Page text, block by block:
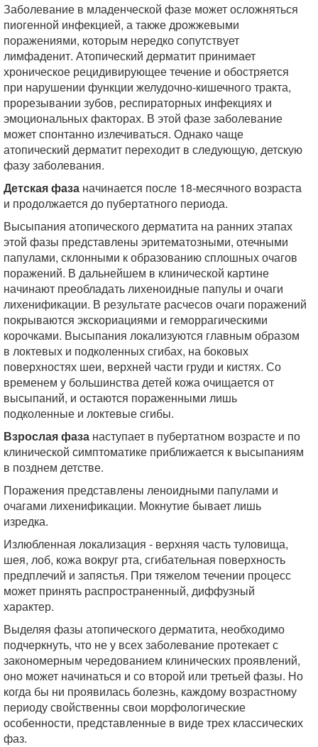
Заболевание в младенческой фазе может осложняться
пиогенной инфекцией, а также дрожжевыми
поражениями, которым нередко сопутствует
лимфаденит. Атопический дерматит принимает
хроническое рецидивирующее течение и обостряется
при нарушении функции желудочно-кишечного тракта,
прорезывании зубов, респираторных инфекциях и
эмоциональных факторах. В этой фазе заболевание
может спонтанно излечиваться. Однако чаще
атопический дерматит переходит в следующую, детскую
фазу заболевания.
Детская фаза начинается после 18-месячного возраста
и продолжается до пубертатного периода.
Высыпания атопического дерматита на ранних этапах
этой фазы представлены эритематозными, отечными
папулами, склонными к образованию сплошных очагов
поражений. В дальнейшем в клинической картине
начинают преобладать лихеноидные папулы и очаги
лихенификации. В результате расчесoв очаги поражений
покрываются экскориациями и геморрагическими
корочками. Высыпания локализуются главным образом
в локтевых и подколенных сгибах, на боковых
поверхностях шеи, верхней части груди и кистях. Со
временем у большинства детей кожа очищается от
высыпаний, и остаются пораженными лишь
подколенные и локтевые cгибы.
Взрослая фаза наступает в пубертатном возрасте и по
клинической симптоматике приближается к высыпаниям
в позднем детстве.
Поражения представлены леноидными папулами и
очагами лихенификации. Мокнутие бывает лишь
изредка.
Излюбленная локализация - верхняя часть туловища,
шея, лоб, кожа вокруг рта, сгибательная поверхность
предплечий и запястья. При тяжелом течении процесс
может принять распространенный, диффузный
характер.
Выделяя фазы атопического дерматита, необходимо
подчеркнуть, что не у всех заболевание протекает с
закономерным чередованием клинических проявлений,
оно может начинаться и со второй или третьей фазы. Но
когда бы ни проявилась болезнь, каждому возрастному
периоду свойственны свои морфологические
особенности, представленные в виде трех классических
фаз.